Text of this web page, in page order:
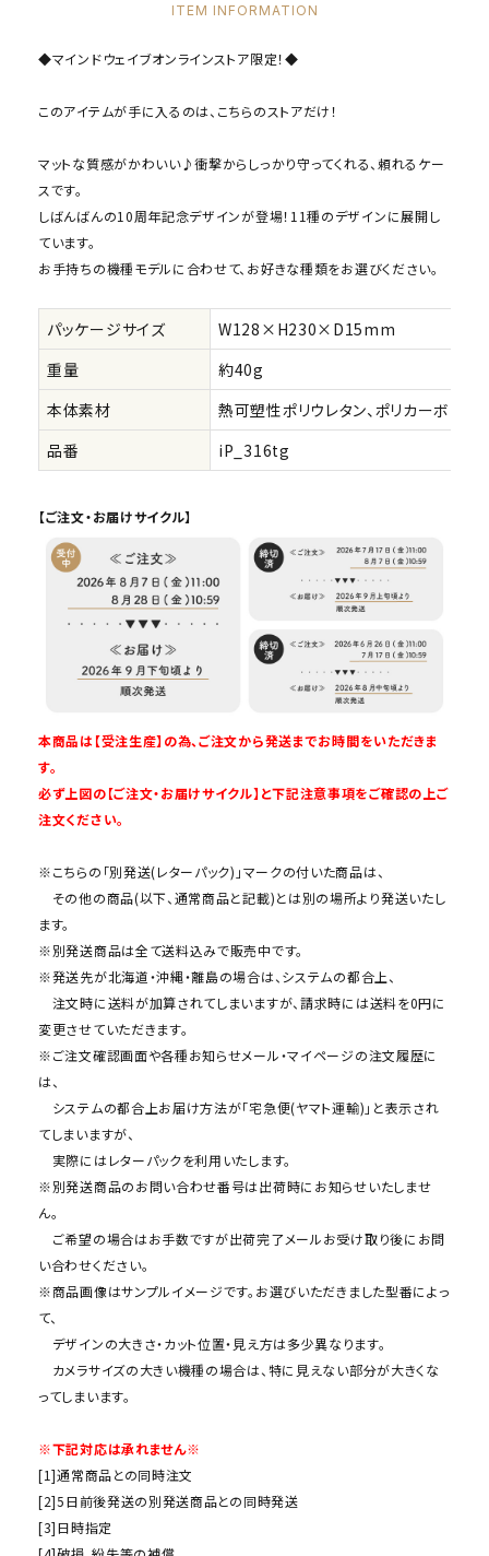
ITEM INFORMATION
◆マインドウェイブオンラインストア限定！◆
このアイテムが手に入るのは、こちらのストアだけ！
マットな質感がかわいい♪衝撃からしっかり守ってくれる、頼れるケー
スです。
しばんばんの10周年記念デザインが登場！11種のデザインに展開し
ています。
お手持ちの機種モデルに合わせて、お好きな種類をお選びください。
パッケージサイズ
W128×H230×D15mm
重量
約40g
本体素材
熱可塑性ポリウレタン、ポリカーボネー
品番
iP_316tg
【ご注文・お届けサイクル】
本商品は【受注生産】の為、ご注文から発送までお時間をいただきま
す。
必ず上図の【ご注文・お届けサイクル】と下記注意事項をご確認の上ご
注文ください。
※こちらの「別発送(レターパック)」マークの付いた商品は、
その他の商品(以下、通常商品と記載)とは別の場所より発送いたし
ます。
※別発送商品は全て送料込みで販売中です。
※発送先が北海道・沖縄・離島の場合は、システムの都合上、
注文時に送料が加算されてしまいますが、請求時には送料を0円に
変更させていただきます。
※ご注文確認画面や各種お知らせメール・マイページの注文履歴に
は、
システムの都合上お届け方法が「宅急便(ヤマト運輸)」と表示され
てしまいますが、
実際にはレターパックを利用いたします。
※別発送商品のお問い合わせ番号は出荷時にお知らせいたしませ
ん。
ご希望の場合はお手数ですが出荷完了メールお受け取り後にお問
い合わせください。
※商品画像はサンプルイメージです。お選びいただきました型番によっ
て、
デザインの大きさ・カット位置・見え方は多少異なります。
カメラサイズの大きい機種の場合は、特に見えない部分が大きくな
ってしまいます。
※下記対応は承れません※
[1]通常商品との同時注文
[2]5日前後発送の別発送商品との同時発送
[3]日時指定